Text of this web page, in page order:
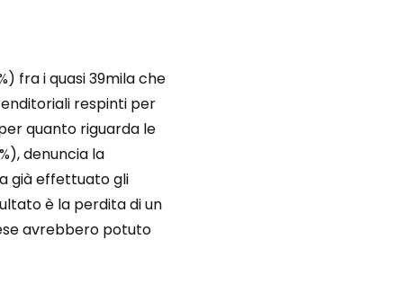
fra i quasi 39mila che
respinti per
quanto riguarda le
denuncia la
già effettuato gli
è la perdita di un
avrebbero potuto